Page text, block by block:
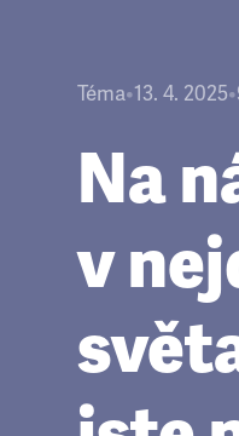
Téma•13. 4. 2025•
Na
v